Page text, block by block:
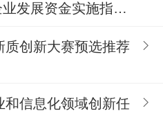
发展资金实施指南
质创新大赛预选推荐
和信息化领域创新任